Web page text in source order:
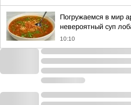
Погружаемся в мир
невероятный суп
10:10